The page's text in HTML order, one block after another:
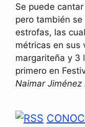
Se puede
pero también
estrofas, las
métricas en sus
margariteña y 3
primero en
Naimar Jiménez